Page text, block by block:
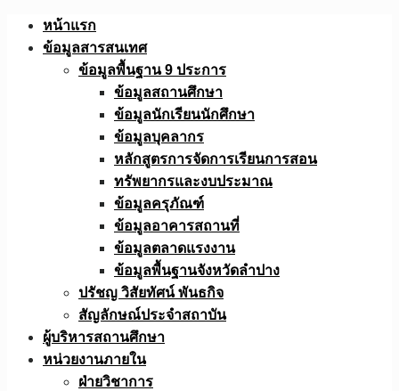
Skip
หน้าแรก
ข้อมูลสารสนเทศ
ข้อมูลพื้นฐาน 9 ประการ
ข้อมูลสถานศึกษา
ข้อมูลนักเรียนนักศึกษา
ข้อมูลบุคลากร
หลักสูตรการจัดการเรียนการสอน
ทรัพยากรและงบประมาณ
ข้อมูลครุภัณฑ์
ข้อมูลอาคารสถานที่
ข้อมูลตลาดแรงงาน
ข้อมูลพื้นฐานจังหวัดลำปาง
ปรัชญ วิสัยทัศน์ พันธกิจ
สัญลักษณ์ประจำสถาบัน
ผู้บริหารสถานศึกษา
หน่วยงานภายใน
ฝ่ายวิชาการ